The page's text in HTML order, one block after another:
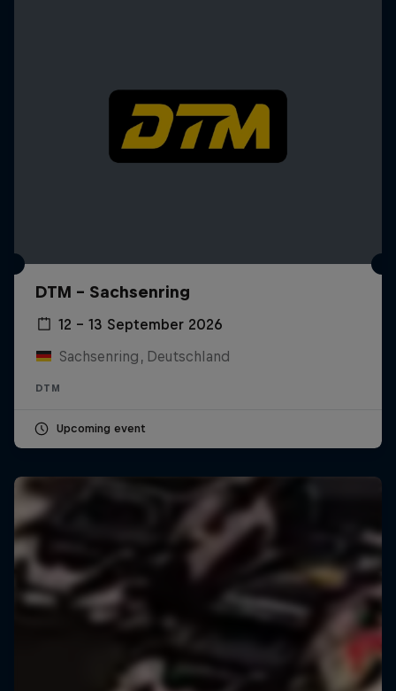
DTM – Sachsenring
12 – 13 September 2026
Sachsenring, Deutschland
DTM
Upcoming event